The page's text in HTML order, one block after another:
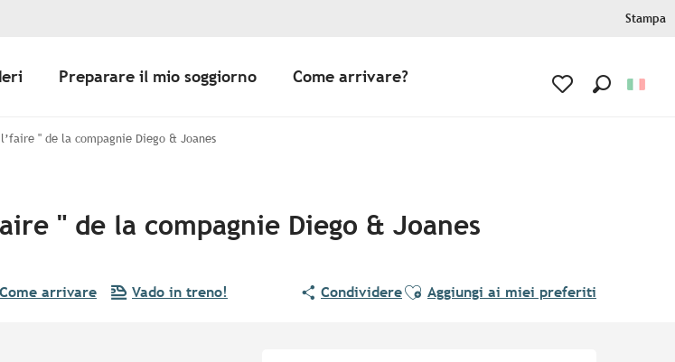
Stampa
Preparare il mio soggiorno Come arrivare?
" de la compagnie Diego & Joanes
" de la compagnie Diego & Joanes
Come arrivare Vado in treno! CondividereAjouter aux favoris
Aggiungi ai miei preferiti